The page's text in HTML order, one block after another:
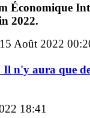
Économique
2022.
Août 2022
n'y aura que
18:41